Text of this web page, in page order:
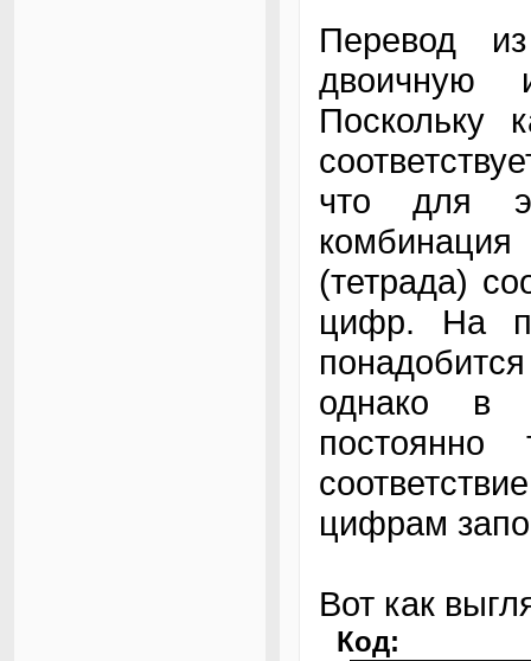
Перевод
двоичную
Поскольку
что для
(тетрада)
цифр. На
однако в
постоянно
цифрам
Вот как
Код: